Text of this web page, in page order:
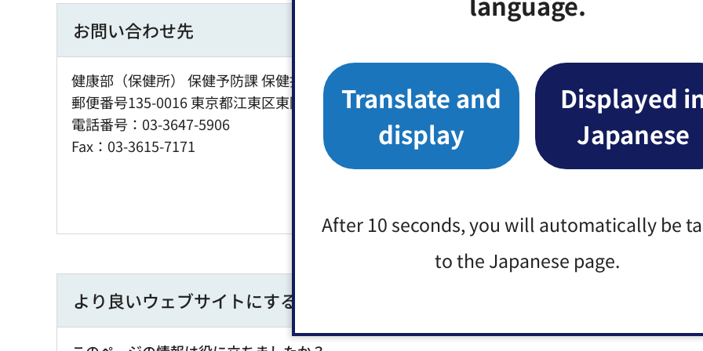
Translate and
display
Displayed
Japanese
After 10 seconds, you will automatically be
to the Japanese page.
お問い合わせ先
健康部（保健所） 保健予防課 保健指導担当
郵便番号135-0016 東京都江東区東陽2丁目1番1号
電話番号：03-3647-5906
Fax：03-3615-7171
より良いウェブサイトにするためにみなさまのご意見をお聞かせください